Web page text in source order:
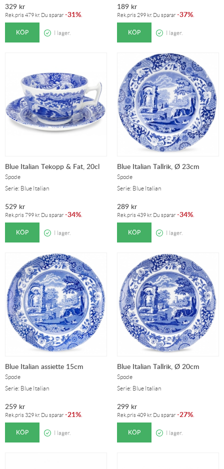
329 kr
Rek.pris 479 kr. Du sparar -31%.
KÖP I lager.
189 kr
Rek.pris 299 kr. Du sparar -37%.
KÖP I lager.
Blue Italian Tekopp & Fat, 20cl
Spode
Serie: Blue Italian
529 kr
Rek.pris 799 kr. Du sparar -34%.
KÖP I lager.
Blue Italian Tallrik, Ø 23cm
Spode
Serie: Blue Italian
289 kr
Rek.pris 439 kr. Du sparar -34%.
KÖP I lager.
Blue Italian assiette 15cm
Spode
Serie: Blue Italian
259 kr
Rek.pris 329 kr. Du sparar -21%.
KÖP I lager.
Blue Italian Tallrik, Ø 20cm
Spode
Serie: Blue Italian
299 kr
Rek.pris 409 kr. Du sparar -27%.
KÖP I lager.